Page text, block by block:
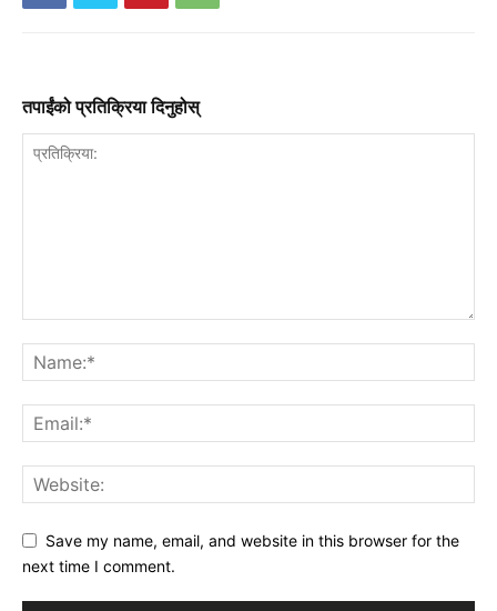
तपाईंको प्रतिक्रिया दिनुहोस्
Save my name, email, and website in this browser for the
next time I comment.